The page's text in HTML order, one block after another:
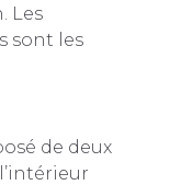
Les
sont les
de deux